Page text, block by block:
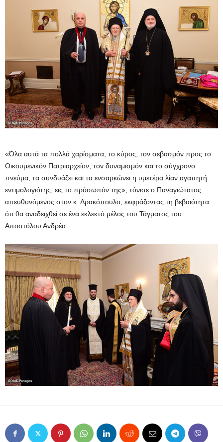
«Όλα αυτά τα πολλά χαρίσματα, το κύρος, τον σεβασμόν προς το
Οικουμενικόν Πατριαρχείον, τον δυναμισμόν και το σύγχρονο
πνεύμα, τα συνδυάζει και τα ενσαρκώνει η υμετέρα λίαν αγαπητή
εντιμολογιότης, εις το πρόσωπόν της», τόνισε ο Παναγιώτατος
απευθυνόμενος στον κ. Δρακόπουλο, εκφράζοντας τη βεβαιότητα
ότι θα αναδειχθεί σε ένα εκλεκτό μέλος του Τάγματος του
Αποστόλου Ανδρέα.